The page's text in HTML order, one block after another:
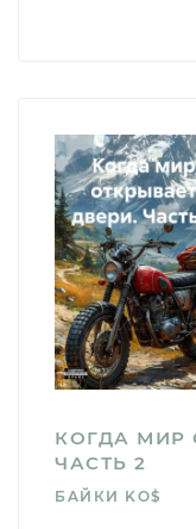
КОГДА МИР
ЧАСТЬ 2
БAЙКИ KO$